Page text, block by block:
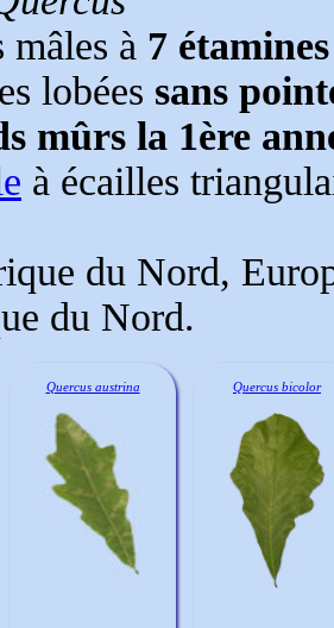
mâles à 7
lobées sans
mûrs la 1ère
à écailles
du Nord,
du Nord.
Quercus austrina Quercus bicolor